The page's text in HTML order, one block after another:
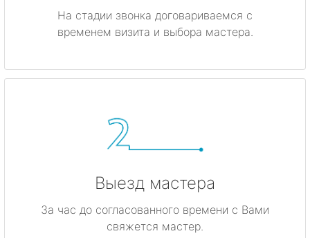
На стадии звонка договариваемся с
временем визита и выбора мастера.
Выезд мастера
За час до согласованного времени с Вами
свяжется мастер.